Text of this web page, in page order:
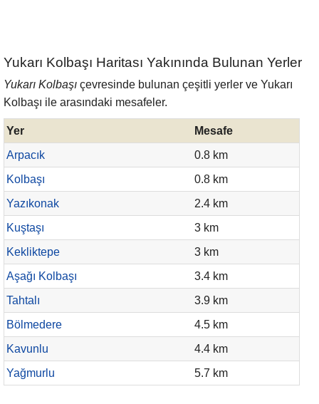
Yukarı Kolbaşı Haritası Yakınında Bulunan Yerler
Yukarı Kolbaşı çevresinde bulunan çeşitli yerler ve Yukarı
Kolbaşı ile arasındaki mesafeler.
Yer
Mesafe
Arpacık
0.8 km
Kolbaşı
0.8 km
Yazıkonak
2.4 km
Kuştaşı
3 km
Kekliktepe
3 km
Aşağı Kolbaşı
3.4 km
Tahtalı
3.9 km
Bölmedere
4.5 km
Kavunlu
4.4 km
Yağmurlu
5.7 km